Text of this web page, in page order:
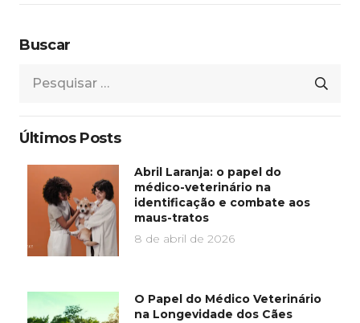
Buscar
Pesquisar
Últimos Posts
Abril Laranja: o papel do
médico-veterinário na
identificação e combate aos
maus-tratos
8 de abril de 2026
O Papel do Médico Veterinário
na Longevidade dos Cães